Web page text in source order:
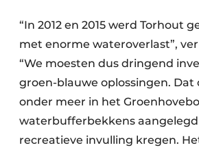
“In 2012 en 2015 werd Torhout
met enorme wateroverlast”,
“We moesten dus dringend
groen-blauwe oplossingen. Dat
onder meer in het
waterbufferbekkens
recreatieve invulling kregen.